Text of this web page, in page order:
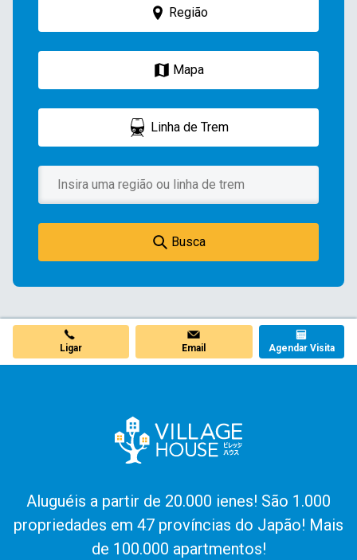
Região
Mapa
Linha de Trem
Busca
Ligar Email Agendar Visita
Aluguéis a partir de 20.000 ienes! São 1.000
propriedades em 47 províncias do Japão! Mais
de 100.000 apartmentos!